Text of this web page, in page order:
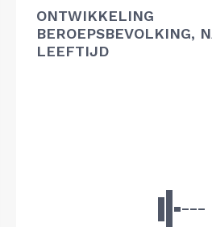
ONTWIKKELING
BEROEPSBEVOLKING,
LEEFTIJD